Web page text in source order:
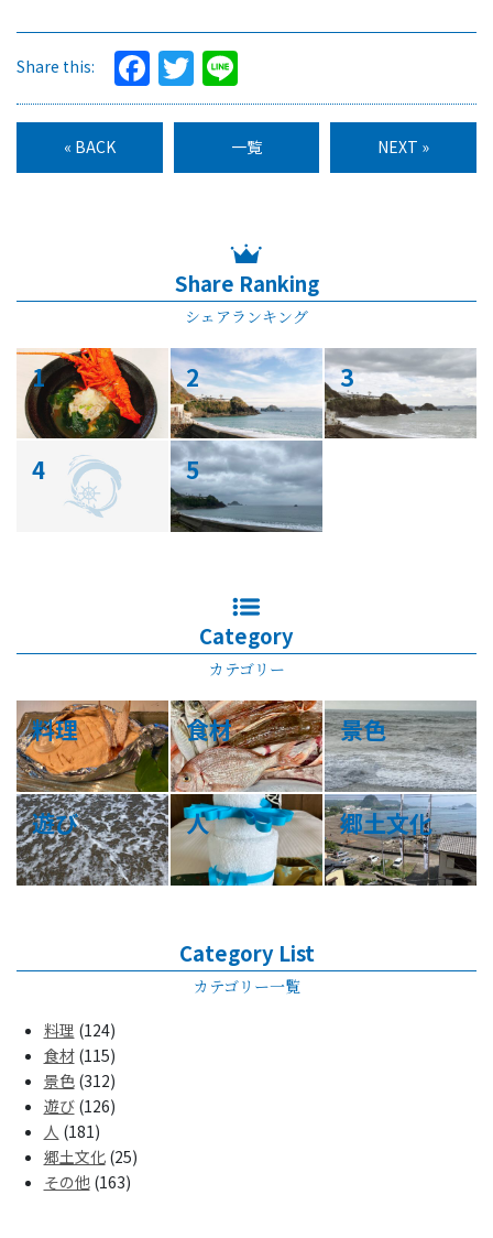
Share this: Facebook
Twitter
« BACK 一覧 NEXT »
Share Ranking
シェアランキング
1 2 3
4 5
Category
カテゴリー
料理 食材 景色
遊び 人 郷土文化
Category List
カテゴリー一覧
料理 (124)
食材(115)
景色(312)
遊び(126)
人 (181)
郷土文化(25)
その他(163)